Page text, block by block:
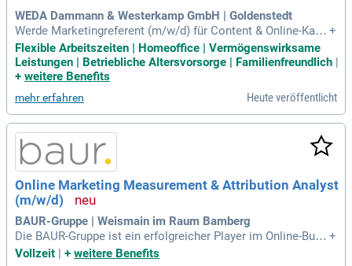
WEDA Dammann & Westerkamp GmbH | Goldenstedt
Werde Marketingreferent (m/w/d) für Content & Online-Kanä
le und gestalte unsere Markenpräsenz. In dieser Rolle bist D
u der kreative Verbindungsglied zwischen Produkten, Vertrie
b und Kunden. Du konzipierst und produzierst hochwertige V
ie Optimierung unserer digitalen Marketingstrategien, einsc
hließlich SEO und SEA. Deine Aufgaben umfassen die Pfleg
e unserer Unternehmens-Website sowie die Entwicklung vo
n Webinhalten für den Fisch- und Insektenbereich. Unterstüt
ze zudem unser Vertriebsteam durch die Gestaltung anspre
chender Broschüren und Werbematerialien für eine effektive
Kundenansprache.
+
Flexible Arbeitszeiten | Homeoffice | Vermögenswirksame
Leistungen | Betriebliche Altersvorsorge | Familienfreundlich
+ weitere Benefits
mehr erfahren Heute veröffentlicht
Online Marketing Measurement & Attribution Analyst
(m/w/d)
BAUR-Gruppe | Weismain im Raum Bamberg
Die BAUR-Gruppe ist ein erfolgreicher Player im Online-Busi
ness der DACH-Region und Teil der renommierten OTTO Gr
+
Vollzeit | + weitere Benefits